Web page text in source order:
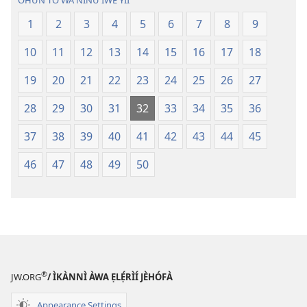
A
Tún
Ṣe
Lọ́dún
2018)
A
Tún
Ṣe
Lọ́dún
2018)
1 2 3 4 5 6 7 8
9
10
11 12 13 14 15 16 17
18
19
20 21 22 23 24 25 26
27
28
29 30 31 32 33 34 35
36
37
38 39 40 41 42 43 44
45
46
47 48 49 50
JW.ORG®/ ÌKÀNNÌ ÀWA ẸLẸ́RÌÍ JÈHÓFÀ